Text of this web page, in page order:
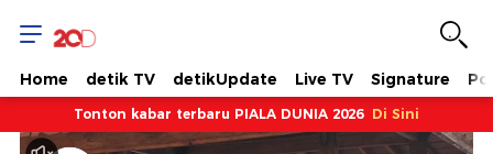
Home detik TV detikUpdate Live TV Signature
Tonton kabar terbaru PIALA DUNIA 2026 Di Sini